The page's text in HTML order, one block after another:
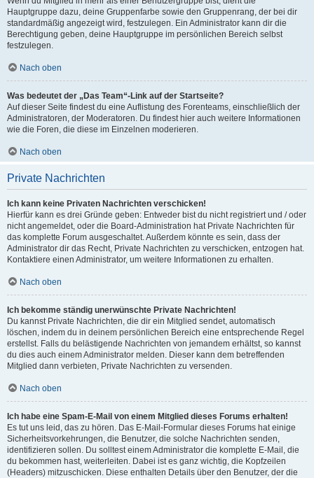
Hauptgruppe dazu, deine Gruppenfarbe sowie den Gruppenrang, der bei dir
standardmäßig angezeigt wird, festzulegen. Ein Administrator kann dir die
Berechtigung geben, deine Hauptgruppe im persönlichen Bereich selbst
festzulegen.
Nach oben
Was bedeutet der „Das Team“-Link auf der Startseite?
Auf dieser Seite findest du eine Auflistung des Forenteams, einschließlich der
Administratoren, der Moderatoren. Du findest hier auch weitere Informationen
wie die Foren, die diese im Einzelnen moderieren.
Nach oben
Private Nachrichten
Ich kann keine Privaten Nachrichten verschicken!
Hierfür kann es drei Gründe geben: Entweder bist du nicht registriert und / oder
nicht angemeldet, oder die Board-Administration hat Private Nachrichten für
das komplette Forum ausgeschaltet. Außerdem könnte es sein, dass der
Administrator dir das Recht, Private Nachrichten zu verschicken, entzogen hat.
Kontaktiere einen Administrator, um weitere Informationen zu erhalten.
Nach oben
Ich bekomme ständig unerwünschte Private Nachrichten!
Du kannst Private Nachrichten, die dir ein Mitglied sendet, automatisch
löschen, indem du in deinem persönlichen Bereich eine entsprechende Regel
erstellst. Falls du belästigende Nachrichten von jemandem erhältst, so kannst
du dies auch einem Administrator melden. Dieser kann dem betreffenden
Mitglied dann verbieten, Private Nachrichten zu versenden.
Nach oben
Ich habe eine Spam-E-Mail von einem Mitglied dieses Forums erhalten!
Es tut uns leid, das zu hören. Das E-Mail-Formular dieses Forums hat einige
Sicherheitsvorkehrungen, die Benutzer, die solche Nachrichten senden,
identifizieren sollen. Du solltest einem Administrator die komplette E-Mail, die
du bekommen hast, weiterleiten. Dabei ist es ganz wichtig, die Kopfzeilen
(Headers) mitzuschicken. Diese enthalten Details über den Benutzer, der die